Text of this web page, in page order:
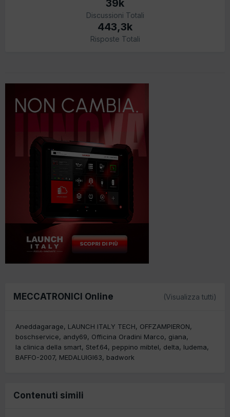
39k
Discussioni Totali
443,3k
Risposte Totali
MECCATRONICI Online (Visualizza tutti)
Aneddagarage LAUNCH ITALY TECH
OFFZAMPIERON
boschservice
andy69 Officina Oradini Marco
giana
la clinica della smart Stef.64 peppino mibtel delta
ludema
BAFFO-2007 MEDALUIGI63 badwork
Contenuti simili